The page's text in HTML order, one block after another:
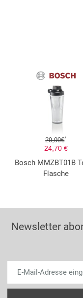
29,99€*
24,70 €
Bosch MMZBT01B
Flasche
Newsletter